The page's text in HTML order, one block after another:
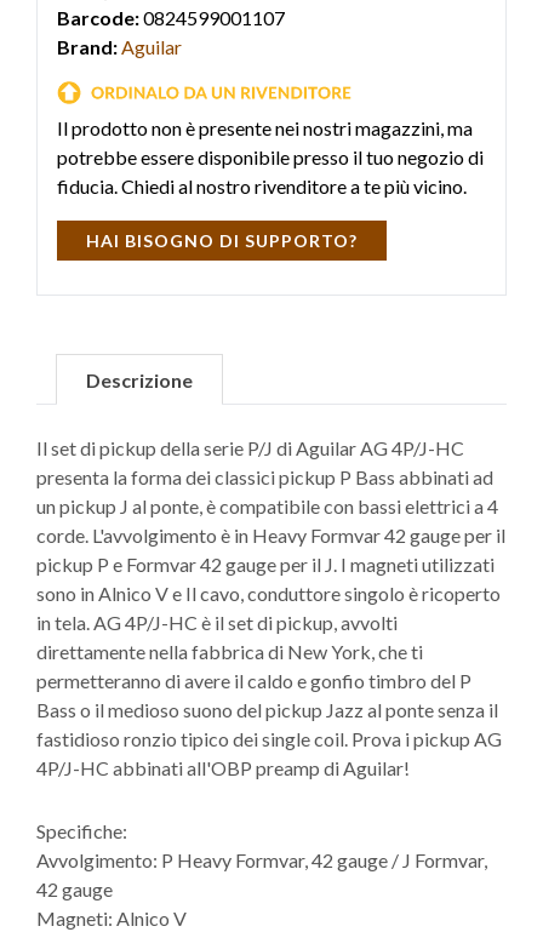
Barcode:0824599001107
Brand:Aguilar
Il prodotto non è presente nei nostri magazzini, ma
potrebbe essere disponibile presso il tuo negozio di
fiducia. Chiedi al nostro rivenditore a te più vicino.
HAI BISOGNO DI SUPPORTO?
Descrizione
Il set di pickup della serie P/J di Aguilar AG 4P/J-HC
presenta la forma dei classici pickup P Bass abbinati ad
un pickup J al ponte, è compatibile con bassi elettrici a 4
corde. L'avvolgimento è in Heavy Formvar 42 gauge per il
pickup P e Formvar 42 gauge per il J. I magneti utilizzati
sono in Alnico V e Il cavo, conduttore singolo è ricoperto
in tela. AG 4P/J-HC è il set di pickup, avvolti
direttamente nella fabbrica di New York, che ti
permetteranno di avere il caldo e gonfio timbro del P
Bass o il medioso suono del pickup Jazz al ponte senza il
fastidioso ronzio tipico dei single coil. Prova i pickup AG
4P/J-HC abbinati all'OBP preamp di Aguilar!
Specifiche:
Avvolgimento: P Heavy Formvar, 42 gauge / J Formvar,
42 gauge
Magneti: Alnico V